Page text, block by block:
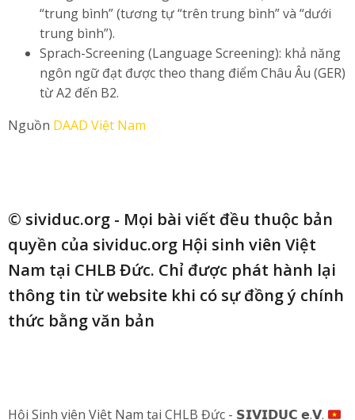
“trung bình” (tương tự “trên trung bình” và “dưới
trung bình”).
Sprach-Screening (Language Screening): khả năng
ngôn ngữ đạt được theo thang điểm Châu Âu (GER)
từ A2 đến B2.
Nguồn DAAD Việt Nam
© sividuc.org - Mọi bài viết đều thuộc bản
quyền của sividuc.org Hội sinh viên Việt
Nam tại CHLB Đức. Chỉ được phát hành lại
thông tin từ website khi có sự đồng ý chính
thức bằng văn bản
Hội Sinh viên Việt Nam tại CHLB Đức - 𝗦𝗜𝗩𝗜𝗗𝗨𝗖 𝗲.𝗩.